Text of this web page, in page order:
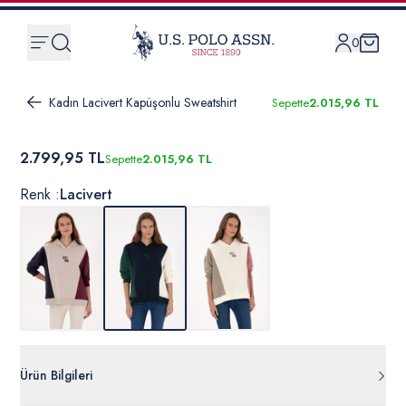
0
Kadın Lacivert Kapüşonlu Sweatshirt Sepette2.015,96 TL
2.799,95 TLSepette2.015,96 TL
Renk :Lacivert
Ürün Bilgileri